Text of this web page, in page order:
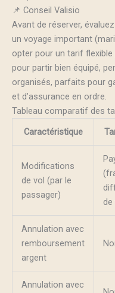
📌 Conseil Valisio
Avant de réserver,
un voyage important
opter pour un tarif
pour partir bien équipé,
organisés, parfaits pour
et d’assurance en ordre.
Tableau comparatif des
Caractéristique
Modifications
de vol (par le
passager)
Annulation avec
remboursement
argent
Annulation avec